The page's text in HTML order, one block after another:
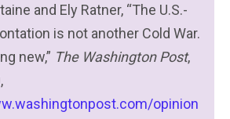
and Ely Ratner, “The U.S.-
is not another Cold War.
new,” The Washington Post,
opinion